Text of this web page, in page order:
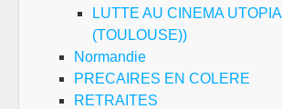
LUTTE AU CINEMA UTOPIA
(TOULOUSE))
Normandie
PRECAIRES EN COLERE
RETRAITES